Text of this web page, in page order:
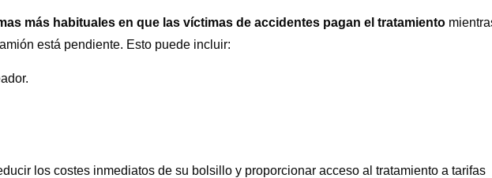
más habituales en que las víctimas de accidentes pagan el tratamiento
está pendiente. Esto puede incluir:
los costes inmediatos de su bolsillo y proporcionar acceso al tratamiento a tarifas